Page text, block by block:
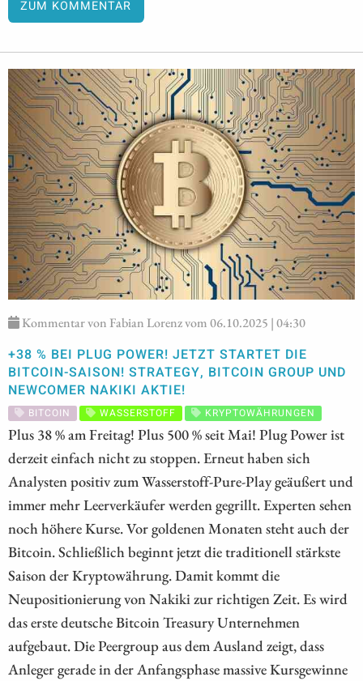
ZUM KOMMENTAR
Kommentar von Fabian Lorenz vom 06.10.2025 | 04:30
+38 % BEI PLUG POWER! JETZT STARTET DIE
BITCOIN-SAISON! STRATEGY, BITCOIN GROUP UND
NEWCOMER NAKIKI AKTIE!
BITCOIN WASSERSTOFF KRYPTOWÄHRUNGEN
Plus 38 % am Freitag! Plus 500 % seit Mai! Plug Power ist
derzeit einfach nicht zu stoppen. Erneut haben sich
Analysten positiv zum Wasserstoff-Pure-Play geäußert und
immer mehr Leerverkäufer werden gegrillt. Experten sehen
noch höhere Kurse. Vor goldenen Monaten steht auch der
Bitcoin. Schließlich beginnt jetzt die traditionell stärkste
Saison der Kryptowährung. Damit kommt die
Neupositionierung von Nakiki zur richtigen Zeit. Es wird
das erste deutsche Bitcoin Treasury Unternehmen
aufgebaut. Die Peergroup aus dem Ausland zeigt, dass
Anleger gerade in der Anfangsphase massive Kursgewinne